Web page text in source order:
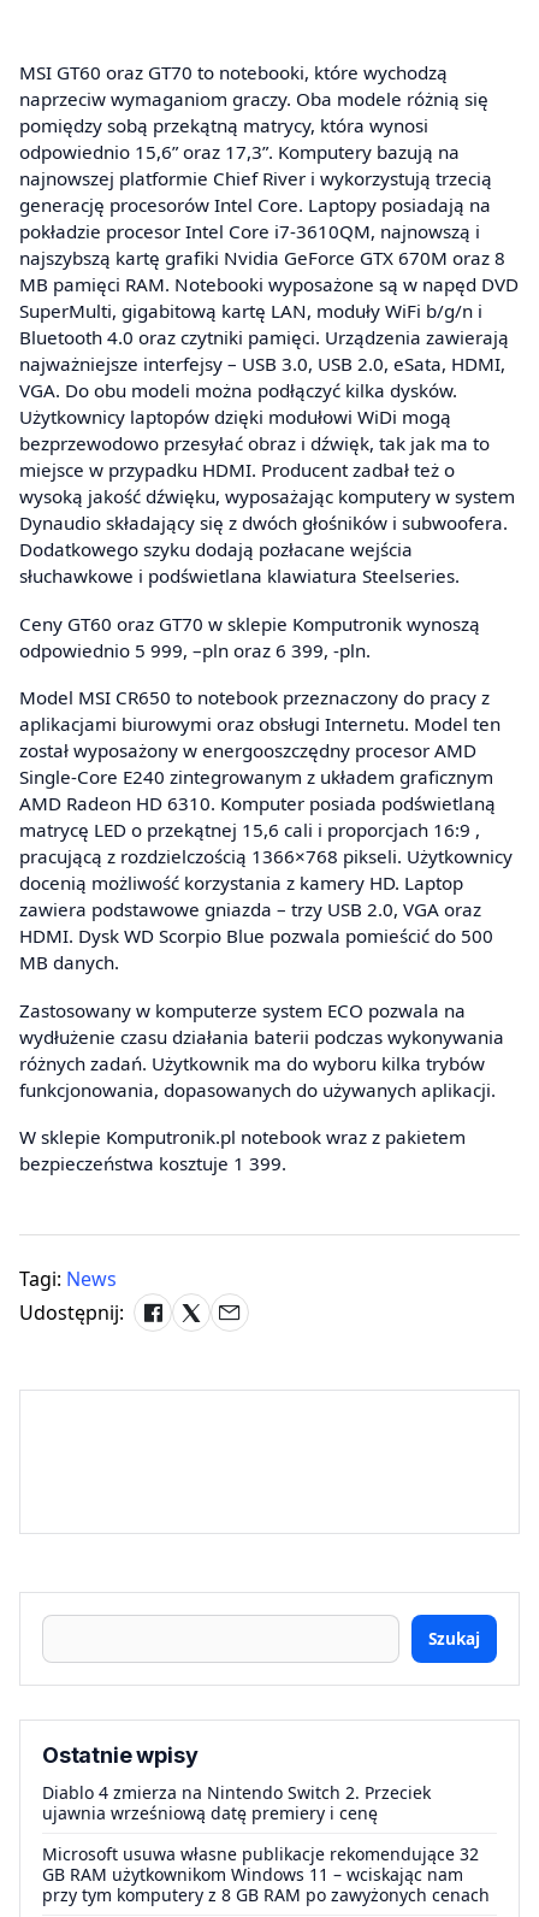
MSI GT60 oraz GT70 to notebooki, które wychodzą
naprzeciw wymaganiom graczy. Oba modele różnią się
pomiędzy sobą przekątną matrycy, która wynosi
odpowiednio 15,6” oraz 17,3”. Komputery bazują na
najnowszej platformie Chief River i wykorzystują trzecią
generację procesorów Intel Core. Laptopy posiadają na
pokładzie procesor Intel Core i7-3610QM, najnowszą i
najszybszą kartę grafiki Nvidia GeForce GTX 670M oraz 8
MB pamięci RAM. Notebooki wyposażone są w napęd DVD
SuperMulti, gigabitową kartę LAN, moduły WiFi b/g/n i
Bluetooth 4.0 oraz czytniki pamięci. Urządzenia zawierają
najważniejsze interfejsy – USB 3.0, USB 2.0, eSata, HDMI,
VGA. Do obu modeli można podłączyć kilka dysków.
Użytkownicy laptopów dzięki modułowi WiDi mogą
bezprzewodowo przesyłać obraz i dźwięk, tak jak ma to
miejsce w przypadku HDMI. Producent zadbał też o
wysoką jakość dźwięku, wyposażając komputery w system
Dynaudio składający się z dwóch głośników i subwoofera.
Dodatkowego szyku dodają pozłacane wejścia
słuchawkowe i podświetlana klawiatura Steelseries.
Ceny GT60 oraz GT70 w sklepie Komputronik wynoszą
odpowiednio 5 999, –pln oraz 6 399, -pln.
Model MSI CR650 to notebook przeznaczony do pracy z
aplikacjami biurowymi oraz obsługi Internetu. Model ten
został wyposażony w energooszczędny procesor AMD
Single-Core E240 zintegrowanym z układem graficznym
AMD Radeon HD 6310. Komputer posiada podświetlaną
matrycę LED o przekątnej 15,6 cali i proporcjach 16:9 ,
pracującą z rozdzielczością 1366×768 pikseli. Użytkownicy
docenią możliwość korzystania z kamery HD. Laptop
zawiera podstawowe gniazda – trzy USB 2.0, VGA oraz
HDMI. Dysk WD Scorpio Blue pozwala pomieścić do 500
MB danych.
Zastosowany w komputerze system ECO pozwala na
wydłużenie czasu działania baterii podczas wykonywania
różnych zadań. Użytkownik ma do wyboru kilka trybów
funkcjonowania, dopasowanych do używanych aplikacji.
W sklepie Komputronik.pl notebook wraz z pakietem
bezpieczeństwa kosztuje 1 399.
Tagi: News
Udostępnij:
Szukaj
Ostatnie wpisy
Diablo 4 zmierza na Nintendo Switch 2. Przeciek
ujawnia wrześniową datę premiery i cenę
Microsoft usuwa własne publikacje rekomendujące 32
GB RAM użytkownikom Windows 11 – wciskając nam
przy tym komputery z 8 GB RAM po zawyżonych cenach